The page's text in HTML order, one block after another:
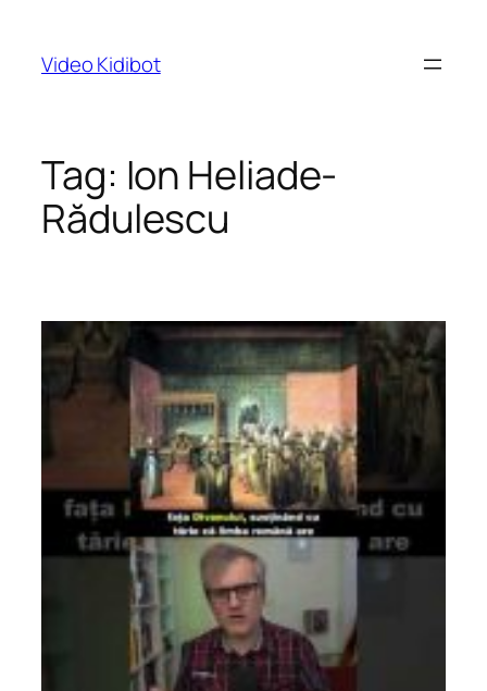
content
Video Kidibot
Tag: Ion Heliade-
Rădulescu